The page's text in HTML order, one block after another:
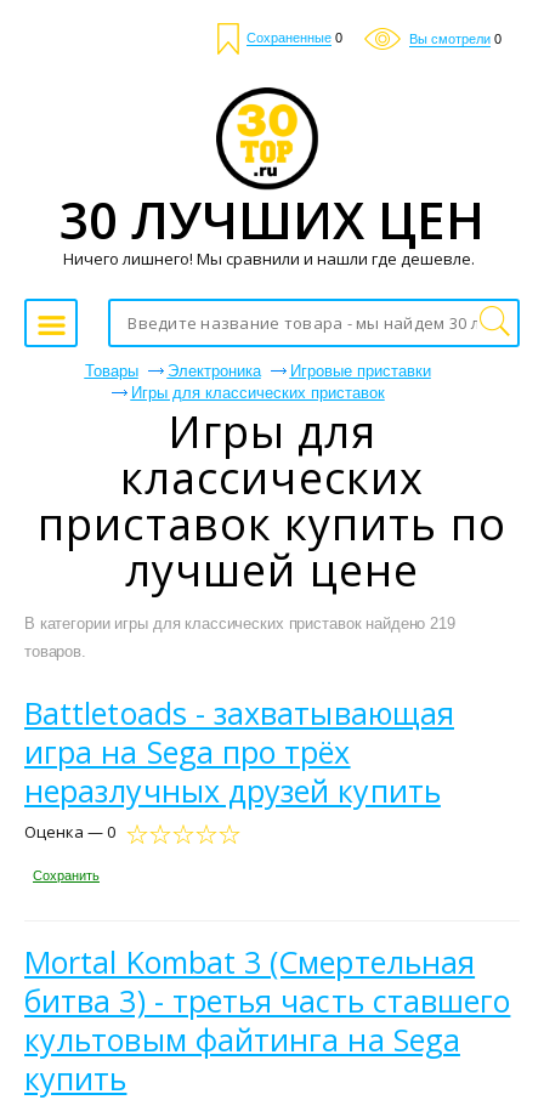
Сохраненные 0 Вы смотрели 0
Товары Электроника
Игровые приставки
Игры для классических приставок
Игры для
классических
приставок купить по
лучшей цене
В категории игры для классических приставок найдено 219
товаров.
Battletoads - захватывающая
игра на Sega про трёх
неразлучных друзей купить
Оценка — 0
Сохранить
Mortal Kombat 3 (Смертельная
битва 3) - третья часть ставшего
культовым файтинга на Sega
купить
30 ЛУЧШИХ ЦЕН
Ничего лишнего! Мы сравнили и нашли где дешевле.